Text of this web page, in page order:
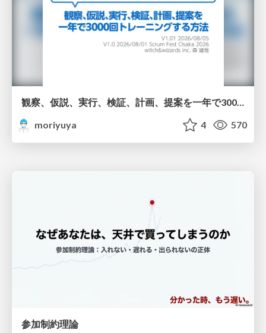
観察、仮説、実行、検証、計画、提案を一年で3000回トレーニングする方法/3000 Thinking Loops in 365 Days
moriyuya
4 570
参加制約理論